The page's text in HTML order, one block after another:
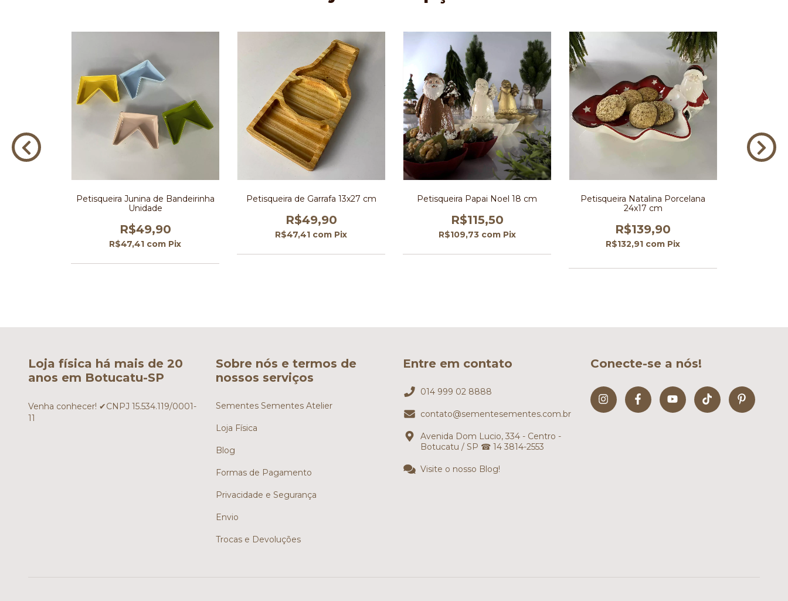
Petisqueira Junina de Bandeirinha
Unidade
R$49,90
R$47,41 com Pix
Petisqueira de Garrafa 13x27 cm
R$49,90
R$47,41 com Pix
Petisqueira Papai Noel 18 cm
R$115,50
R$109,73 com Pix
Petisqueira Natalina Porcelana
24x17 cm
R$139,90
R$132,91 com Pix
Loja física há mais de 20
anos em Botucatu-SP
Venha conhecer! ✔CNPJ 15.534.119/0001-
11
Sobre nós e termos de
nossos serviços
Sementes Sementes Atelier
Loja Física
Blog
Formas de Pagamento
Privacidade e Segurança
Envio
Trocas e Devoluções
Entre em contato
014 999 02 8888
contato@sementesementes.com.br
Avenida Dom Lucio, 334 - Centro -
Botucatu / SP ☎ 14 3814-2553
Visite o nosso Blog!
Conecte-se a nós!